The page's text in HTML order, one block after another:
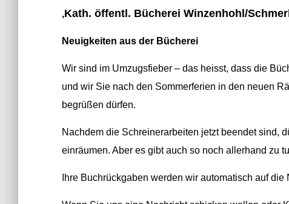
,Kath. öffentl. Bücherei Winzenhohl/
Neuigkeiten aus der Bücherei
Wir sind im Umzugsfieber – das heisst, dass die
und wir Sie nach den Sommerferien in den neuen
begrüßen dürfen.
Nachdem die Schreinerarbeiten jetzt beendet sind,
einräumen. Aber es gibt auch so noch allerhand zu
Ihre Buchrückgaben werden wir automatisch auf